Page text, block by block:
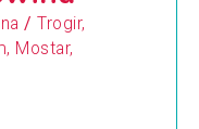
/ Trogir,
Mostar,